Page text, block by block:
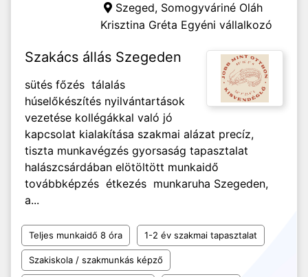
Szeged, Somogyváriné Oláh
Krisztina Gréta Egyéni vállalkozó
Szakács állás Szegeden
sütés főzés tálalás
húselőkészítés nyilvántartások
vezetése kollégákkal való jó
kapcsolat kialakítása szakmai alázat precíz,
tiszta munkavégzés gyorsaság tapasztalat
halászcsárdában elötöltött munkaidő
továbbképzés étkezés munkaruha Szegeden,
a...
Teljes munkaidő 8 óra 1-2 év szakmai tapasztalat
Szakiskola / szakmunkás képző